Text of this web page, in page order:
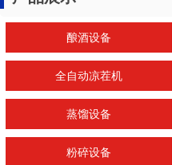
酿酒设备
全自动凉茬机
蒸馏设备
粉碎设备